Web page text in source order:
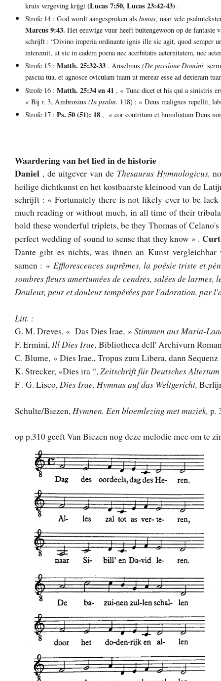
kruis vergeving krijgt (Lucas 7:50, Lucas 23:42-43).
Strofe 14 : God wordt aangesproken als bonus, naar vele
Marcus 9:43. Het eeuwige vuur heeft buitengewoon op de fantasie
schrijft : “Divino imperia ordinante ignis ille sic agit, quod semper
interemit, ut sic in eadem poena nec acerbitatis aeternitatem, nec
Strofe 15 : Matth. 25:32-33. Anselmus (De passione Domini,
pascua tua, et agnosce oviculam tuam ut merear esse ad dexteram
Strofe 16 : Matth. 25:34 en 41 , « Tunc dicet et his qui a sinistris
« Bij r. 3, Ambrosius (In psalm. 118) : « Deus malignes repellit,
Strofe 17 : Ps. 50 (51): 18, « cor contritum et humiliatum Deus
Waardering van het lied in de historie
Daniel , de uitgever van de Thesaurus Hymnologicus,
heilige dichtkunst en het kostbaarste kleinood van de
schrijft : « Fortunately there is not likely ever to be
much reading or without much, in all time of their
hold these wonderful triplets, be they Thomas of
perfect wedding of sound to sense that they know » .
Dante gibt es nichts, was ihnen an Kunst
samen : « Efflorescences suprêmes, la poésie triste et
sombres fleurs amertumées de cendres, salées de
Douleur, peur et douleur tempérées par l'adoration, par
Litt. :
G. M. Dreves, « Das Dies Irae, » Stimmen aus Maria-
F. Ermini,Ill Dies Irae, Bibliotheca dell' Archivurn
C. Blume, » Dies Irae,, Tropus zum Libera, dann
K. Strecker, «Dies ira “,Zeitschrift für Deutsches Altertum
F . G. Lisco,Dies Irae, Hymnus auf das Weltgericht,
Schulte/Biezen,Hymnen. Een bloemlezing met muziek, p.
op p.310 geeft Van Biezen nog deze melodie mee om te